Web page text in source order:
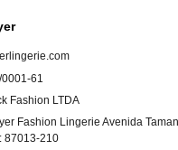
61
Fashion LTDA
Fashion Lingerie Avenida
87013-210